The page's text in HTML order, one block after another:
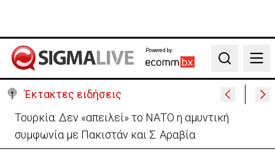
Powered by:
Search
Έκτακτες ειδήσεις
Τουρκία: Δεν «απειλεί» το ΝΑΤΟ η αμυντική
συμφωνία με Πακιστάν και Σ. Αραβία